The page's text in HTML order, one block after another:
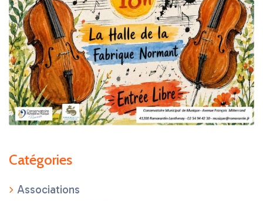
Catégories
Associations